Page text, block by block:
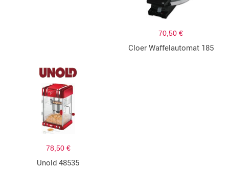
70,50 €
Cloer Waffelautomat 185
78,50 €
Unold 48535